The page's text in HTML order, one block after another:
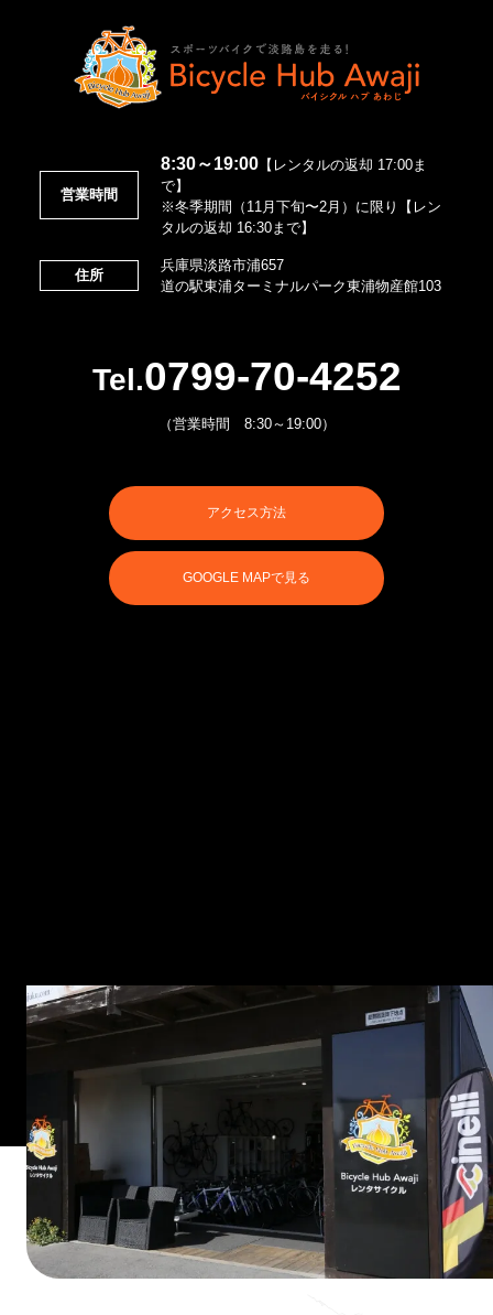
営業時間
8:30～19:00【レンタルの返却 17:00ま
で】
※冬季期間（11月下旬〜2月）に限り【レン
タルの返却 16:30まで】
住所
兵庫県淡路市浦657
道の駅東浦ターミナルパーク東浦物産館103
Tel.0799-70-4252
（営業時間 8:30～19:00）
アクセス方法
GOOGLE MAPで見る